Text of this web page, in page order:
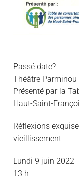
Passé date?
Théâtre Parminou
Présenté par la
Haut-Saint-
Réflexions
vieillissement
Lundi 9 juin 2022
13 h